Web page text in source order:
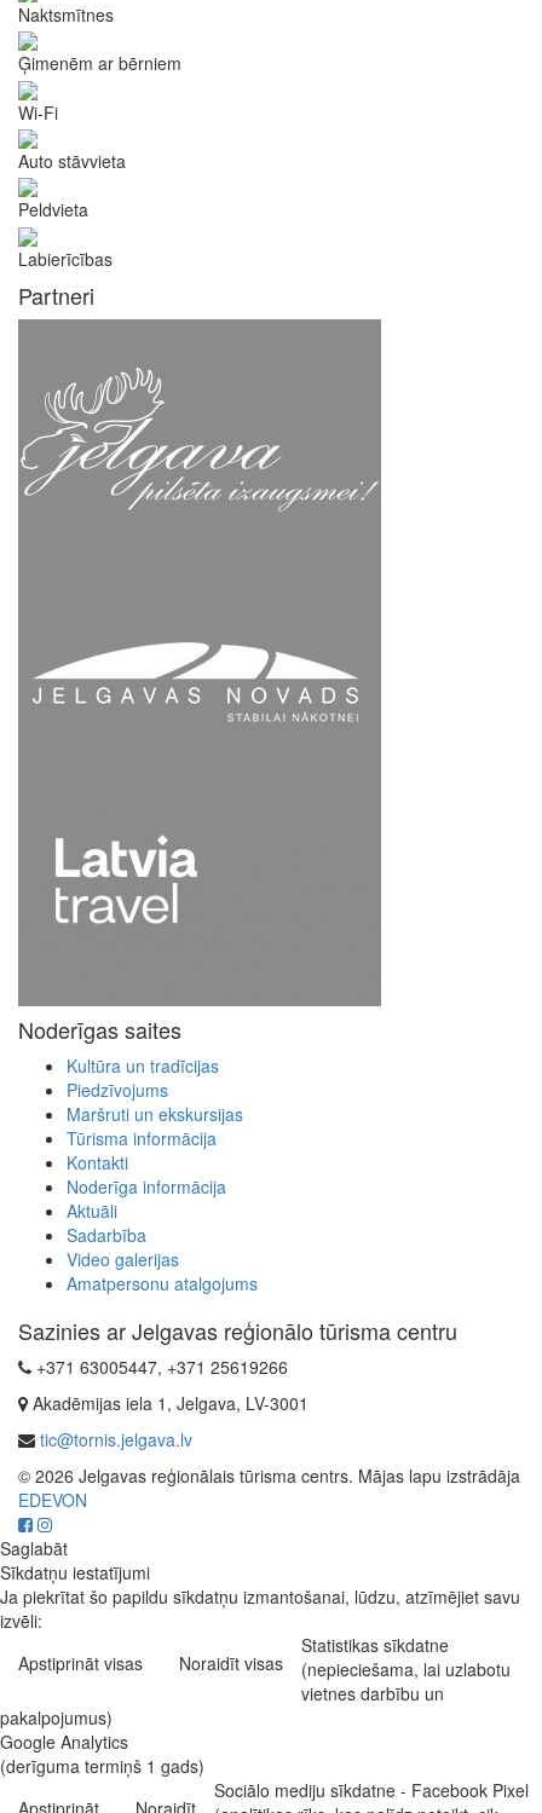
Naktsmītnes
Ģimenēm ar bērniem
Wi-Fi
Auto stāvvieta
Peldvieta
Labierīcības
Partneri
Noderīgas saites
Kultūra un tradīcijas
Piedzīvojums
Maršruti un ekskursijas
Tūrisma informācija
Kontakti
Noderīga informācija
Aktuāli
Sadarbība
Video galerijas
Amatpersonu atalgojums
Sazinies ar Jelgavas reģionālo tūrisma centru
+371 63005447, +371 25619266
Akadēmijas iela 1, Jelgava, LV-3001
tic@tornis.jelgava.lv
© 2026 Jelgavas reģionālais tūrisma centrs. Mājas lapu izstrādāja
EDEVON
Saglabāt
Sīkdatņu iestatījumi
Ja piekrītat šo papildu sīkdatņu izmantošanai, lūdzu, atzīmējiet savu
izvēli:
Apstiprināt visas
Noraidīt visas
Statistikas sīkdatne
(nepieciešama, lai uzlabotu
vietnes darbību un
pakalpojumus)
Google Analytics
(derīguma termiņš 1 gads)
Apstiprināt
Noraidīt
Sociālo mediju sīkdatne - Facebook Pixel